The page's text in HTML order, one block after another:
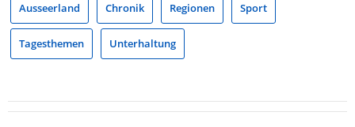
Ausseerland Chronik Regionen Sport
Tagesthemen Unterhaltung